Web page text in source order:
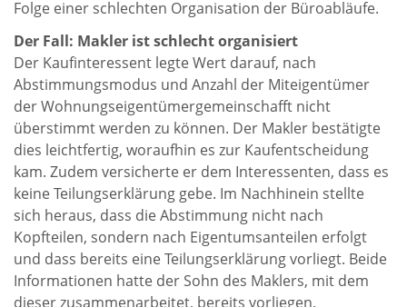
Folge einer schlechten Organisation der Büroabläufe.
Der Fall: Makler ist schlecht organisiert
Der Kaufinteressent legte Wert darauf, nach
Abstimmungsmodus und Anzahl der Miteigentümer
der Wohnungseigentümergemeinschafft nicht
überstimmt werden zu können. Der Makler bestätigte
dies leichtfertig, woraufhin es zur Kaufentscheidung
kam. Zudem versicherte er dem Interessenten, dass es
keine Teilungserklärung gebe. Im Nachhinein stellte
sich heraus, dass die Abstimmung nicht nach
Kopfteilen, sondern nach Eigentumsanteilen erfolgt
und dass bereits eine Teilungserklärung vorliegt. Beide
Informationen hatte der Sohn des Maklers, mit dem
dieser zusammenarbeitet, bereits vorliegen.